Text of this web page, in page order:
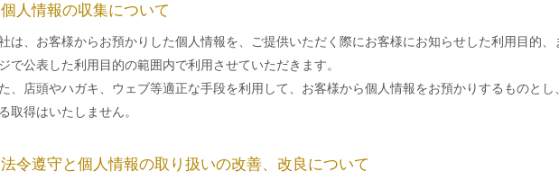
人情報の収集について
は、お客様からお預かりした個人情報を、ご提供いただく際にお客様にお知らせした利用目的、
で公表した利用目的の範囲内で利用させていただきます。
、店頭やハガキ、ウェブ等適正な手段を利用して、お客様から個人情報をお預かりするものとし
取得はいたしません。
令遵守と個人情報の取り扱いの改善、改良について